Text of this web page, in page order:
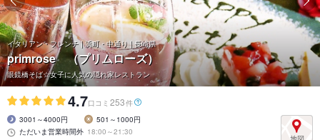
イタリアン・フレンチ | 浜町・中通り | 長崎県
primrose （プリムローズ）
眼鏡橋そば☆女子に人気の隠れ家レストラン
4.7口コミ 253件
3001～4000円
501～1000円
ただいま営業時間外 18:00～21:30